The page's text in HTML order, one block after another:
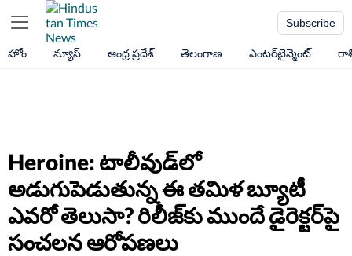
Subscribe
హోం న్యూస్ ఆంధ్ర ప్రదేశ్ తెలంగాణ ఎంటర్‌టైన్మెంట్
Heroine: టాలీవుడ్‌లో
అడుగుపెడుతున్న ఈ త‌మిళ బ్యూటీ
ఎవ‌రో తెలుసా? రిలీజ్‌కు ముందే డైరెక్ట‌ర్‌పై
సంచ‌ల‌న ఆరోపణలు